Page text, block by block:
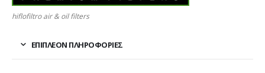
hiflofiltro air & oil filters
ΕΠΙΠΛΈΟΝ ΠΛΗΡΟΦΟΡΊΕΣ